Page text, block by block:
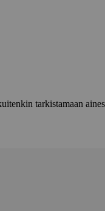
tarkistamaan